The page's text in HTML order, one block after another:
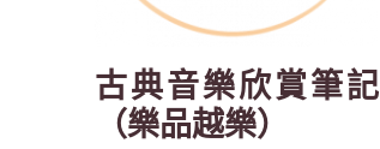
古典音樂欣賞筆記
（樂品越樂）